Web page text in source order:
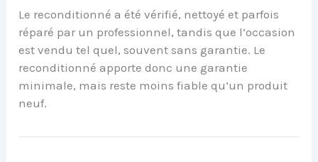
Le reconditionné a été vérifié, nettoyé et parfois
réparé par un professionnel, tandis que l’occasion
est vendu tel quel, souvent sans garantie. Le
reconditionné apporte donc une garantie
minimale, mais reste moins fiable qu’un produit
neuf.